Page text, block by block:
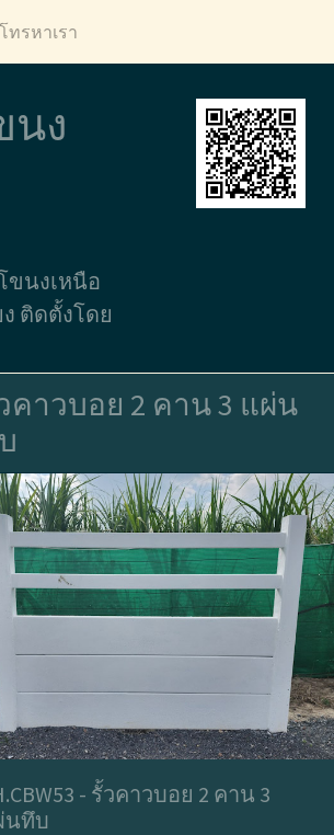
โทรหาเรา
นง
ขนงเหนือ
ติดตั้งโดย
คาวบอย 2 คาน 3 แผ่น
- รั้วคาวบอย 2 คาน 3
นทึบ